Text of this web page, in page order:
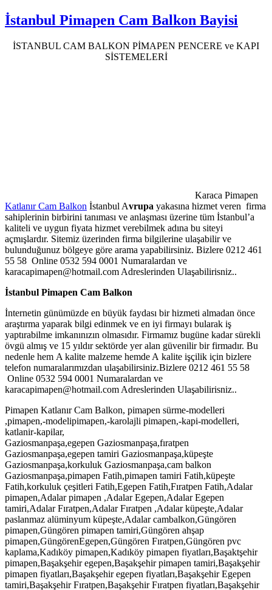
İstanbul Pimapen Cam Balkon Bayisi
İSTANBUL CAM BALKON PİMAPEN PENCERE ve KAPI
SİSTEMELERİ
Karaca Pimapen
Katlanır Cam Balkon İstanbul Avrupa yakasına hizmet veren firma
sahiplerinin birbirini tanıması ve anlaşması üzerine tüm İstanbul’a
kaliteli ve uygun fiyata hizmet verebilmek adına bu siteyi
açmışlardır. Sitemiz üzerinden firma bilgilerine ulaşabilir ve
bulunduğunuz bölgeye göre arama yapabilirsiniz. Bizlere 0212 461
55 58 Online 0532 594 0001 Numaralardan ve
karacapimapen@hotmail.com Adreslerinden Ulaşabilirisniz..
İstanbul Pimapen Cam Balkon
İnternetin günümüzde en büyük faydası bir hizmeti almadan önce
araştırma yaparak bilgi edinmek ve en iyi firmayı bularak iş
yaptırabilme imkanınızın olmasıdır. Firmamız bugüne kadar sürekli
övgü almış ve 15 yıldır sektörde yer alan güvenilir bir firmadır. Bu
nedenle hem A kalite malzeme hemde A kalite işçilik için bizlere
telefon numaralarımızdan ulaşabilirsiniz.Bizlere 0212 461 55 58
Online 0532 594 0001 Numaralardan ve
karacapimapen@hotmail.com Adreslerinden Ulaşabilirisniz..
Pimapen Katlanır Cam Balkon, pimapen sürme-modelleri
,pimapen,-modelipimapen,-karolajli pimapen,-kapi-modelleri,
katlanir-kapilar,
Gaziosmanpaşa,egepen Gaziosmanpaşa,fıratpen
Gaziosmanpaşa,egepen tamiri Gaziosmanpaşa,küpeşte
Gaziosmanpaşa,korkuluk Gaziosmanpaşa,cam balkon
Gaziosmanpaşa,pimapen Fatih,pimapen tamiri Fatih,küpeşte
Fatih,korkuluk çeşitleri Fatih,Egepen Fatih,Fıratpen Fatih,Adalar
pimapen,Adalar pimapen ,Adalar Egepen,Adalar Egepen
tamiri,Adalar Fıratpen,Adalar Fıratpen ,Adalar küpeşte,Adalar
paslanmaz alüminyum küpeşte,Adalar cambalkon,Güngören
pimapen,Güngören pimapen tamiri,Güngören ahşap
pimapen,GüngörenEgepen,Güngören Fıratpen,Güngören pvc
kaplama,Kadıköy pimapen,Kadıköy pimapen fiyatları,Başaktşehir
pimapen,Başakşehir egepen,Başakşehir pimapen tamiri,Başakşehir
pimapen fiyatları,Başakşehir egepen fiyatları,Başakşehir Egepen
tamiri,Başakşehir Fıratpen,Başakşehir Fıratpen fiyatları,Başakşehir